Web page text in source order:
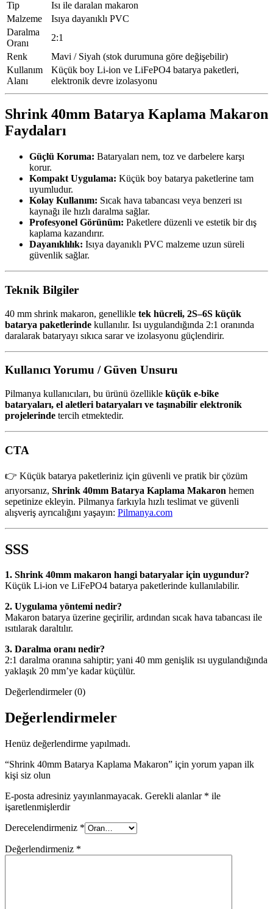
Tip
Isı ile daralan makaron
Malzeme
Isıya dayanıklı PVC
Daralma
Oranı
2:1
Renk
Mavi / Siyah (stok durumuna göre değişebilir)
Kullanım
Alanı
Küçük boy Li-ion ve LiFePO4 batarya paketleri,
elektronik devre izolasyonu
Shrink 40mm Batarya Kaplama Makaron
Faydaları
Güçlü Koruma: Bataryaları nem, toz ve darbelere karşı
korur.
Kompakt Uygulama: Küçük boy batarya paketlerine tam
uyumludur.
Kolay Kullanım: Sıcak hava tabancası veya benzeri ısı
kaynağı ile hızlı daralma sağlar.
Profesyonel Görünüm: Paketlere düzenli ve estetik bir dış
kaplama kazandırır.
Dayanıklılık: Isıya dayanıklı PVC malzeme uzun süreli
güvenlik sağlar.
Teknik Bilgiler
40 mm shrink makaron, genellikle tek hücreli, 2S–6S küçük
batarya paketlerinde kullanılır. Isı uygulandığında 2:1 oranında
daralarak bataryayı sıkıca sarar ve izolasyonu güçlendirir.
Kullanıcı Yorumu / Güven Unsuru
Pilmanya kullanıcıları, bu ürünü özellikle küçük e-bike
bataryaları, el aletleri bataryaları ve taşınabilir elektronik
projelerinde tercih etmektedir.
CTA
👉 Küçük batarya paketleriniz için güvenli ve pratik bir çözüm
arıyorsanız, Shrink 40mm Batarya Kaplama Makaron hemen
sepetinize ekleyin. Pilmanya farkıyla hızlı teslimat ve güvenli
alışveriş ayrıcalığını yaşayın: Pilmanya.com
SSS
1. Shrink 40mm makaron hangi bataryalar için uygundur?
Küçük Li-ion ve LiFePO4 batarya paketlerinde kullanılabilir.
2. Uygulama yöntemi nedir?
Makaron batarya üzerine geçirilir, ardından sıcak hava tabancası ile
ısıtılarak daraltılır.
3. Daralma oranı nedir?
2:1 daralma oranına sahiptir; yani 40 mm genişlik ısı uygulandığında
yaklaşık 20 mm’ye kadar küçülür.
Değerlendirmeler (0)
Değerlendirmeler
Henüz değerlendirme yapılmadı.
“Shrink 40mm Batarya Kaplama Makaron” için yorum yapan ilk
kişi siz olun
E-posta adresiniz yayınlanmayacak. Gerekli alanlar * ile
işaretlenmişlerdir
Derecelendirmeniz *
Değerlendirmeniz *